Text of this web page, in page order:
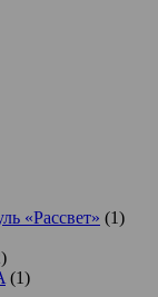
«Рассвет» (1)
(1)